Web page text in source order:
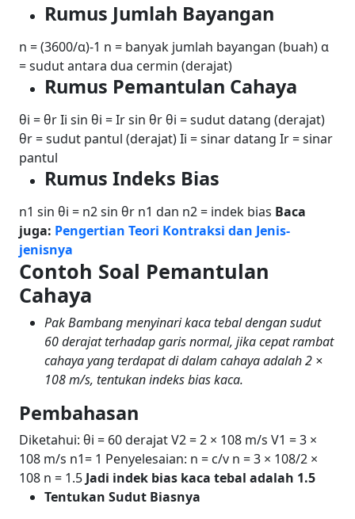
Rumus Jumlah Bayangan
n = (3600/α)-1 n = banyak jumlah bayangan (buah)α
= sudut antara dua cermin (derajat)
Rumus Pemantulan Cahaya
θi = θrIi sin θi = Ir sin θrθi = sudut datang (derajat)
θr = sudut pantul (derajat)Ii = sinar datang Ir = sinar
pantul
Rumus Indeks Bias
n1 sin θi = n2 sin θr n1 dan n2 = indek bias Baca
juga: Pengertian Teori Kontraksi dan Jenis-
jenisnya
Contoh Soal Pemantulan
Cahaya
Pak Bambang menyinari kaca tebal dengan sudut
60 derajat terhadap garis normal, jika cepat rambat
cahaya yang terdapat di dalam cahaya adalah 2 ×
108 m/s, tentukan indeks bias kaca.
Pembahasan
Diketahui: θi = 60 derajatV2 = 2 × 108 m/s V1 = 3 ×
108 m/s n1= 1 Penyelesaian: n = c/v n = 3 × 108/2 ×
108 n = 1.5Jadi indek bias kaca tebal adalah 1.5
Tentukan Sudut Biasnya